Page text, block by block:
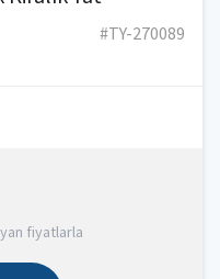
#TY-270089
fiyatlarla